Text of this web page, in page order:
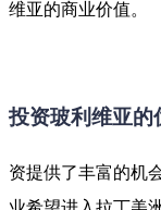
维亚的商业价值。
投资玻利维亚的
资提供了丰富的机